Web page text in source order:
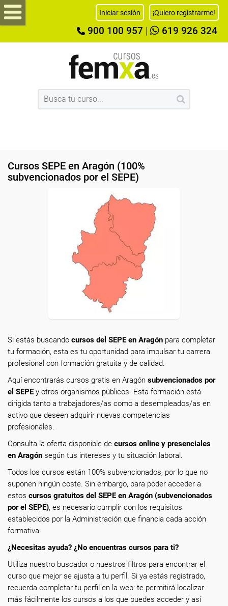
Iniciar sesión ¡Quiero registrarme!
900 100 957 619 926 324
Cursos SEPE en Aragón (100%
subvencionados por el SEPE)
Si estás buscando cursos del SEPE en Aragón para completar
tu formación, esta es tu oportunidad para impulsar tu carrera
profesional con formación gratuita y de calidad.
Aquí encontrarás cursos gratis en Aragón subvencionados por
el SEPEy otros organismos públicos. Esta formación está
dirigida tanto a trabajadores/as como a desempleados/as en
activo que deseen adquirir nuevas competencias
profesionales.
Consulta la oferta disponible de cursos online y presenciales
en Aragón según tus intereses y tu situación laboral.
Todos los cursos están 100% subvencionados, por lo que no
suponen ningún coste. Sin embargo, para poder acceder a
estos cursos gratuitos del SEPE en Aragón (subvencionados
por el SEPE), es necesario cumplir con los requisitos
establecidos por la Administración que financia cada acción
formativa.
¿Necesitas ayuda? ¿No encuentras cursos para ti?
Utiliza nuestro buscador o nuestros filtros para encontrar el
curso que mejor se ajusta a tu perfil. Si ya estás registrado,
recuerda completar tu perfil en la web: te permitirá localizar
más fácilmente los cursos a los que puedes acceder y así